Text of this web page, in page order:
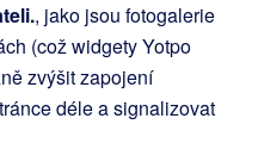
, jako jsou fotogalerie
(což widgety Yotpo
zvýšit zapojení
déle a signalizovat